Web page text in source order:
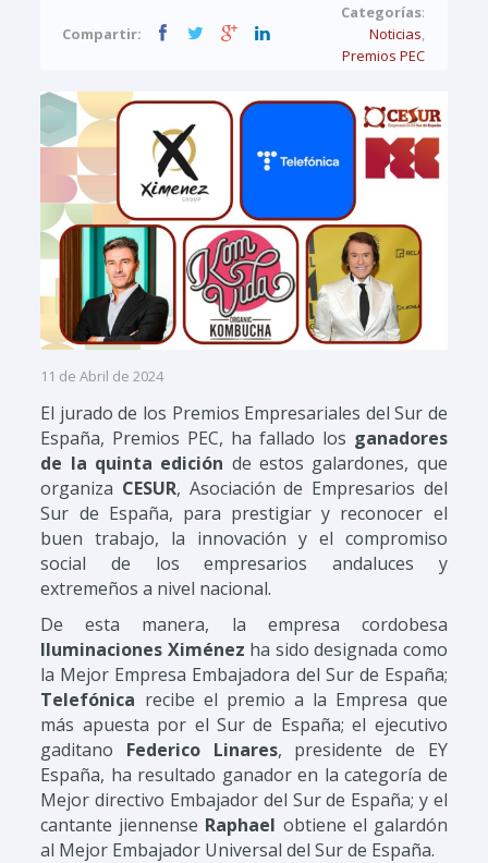
Compartir:
Categorías:
Noticias
Premios PEC
11 de Abril de 2024
El jurado de los Premios Empresariales del Sur de
España, Premios PEC, ha fallado los ganadores
de la quinta edición de estos galardones, que
organiza CESUR, Asociación de Empresarios del
Sur de España, para prestigiar y reconocer el
buen trabajo, la innovación y el compromiso
social de los empresarios andaluces y
extremeños a nivel nacional.
De esta manera, la empresa cordobesa
Iluminaciones Ximénez ha sido designada como
la Mejor Empresa Embajadora del Sur de España;
Telefónica recibe el premio a la Empresa que
más apuesta por el Sur de España; el ejecutivo
gaditano Federico Linares, presidente de EY
España, ha resultado ganador en la categoría de
Mejor directivo Embajador del Sur de España; y el
cantante jiennense Raphael obtiene el galardón
al Mejor Embajador Universal del Sur de España.